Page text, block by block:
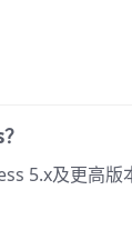
5.x及更高版